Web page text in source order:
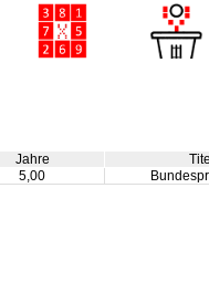
Jahre Titel
5,00